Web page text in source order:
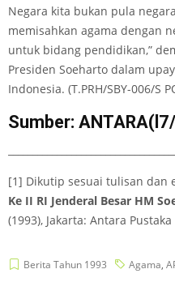
Negara kita bukan pula
memisahkan agama dengan
untuk bidang pendidikan,”
Presiden Soeharto dalam
Indonesia. (T.PRH/SBY-006/S
Sumber:
[1] Dikutip sesuai tulisan dan
Ke II RI Jenderal Besar HM
(1993), Jakarta: Antara
Berita Tahun 1993 Agama,